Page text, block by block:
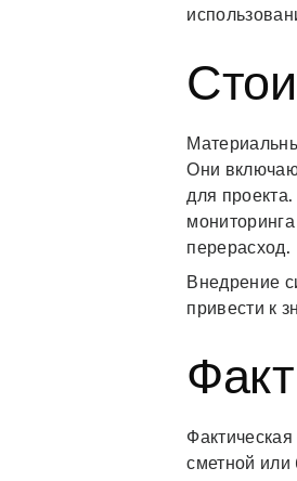
Они
для
перерасход.
Внедрение
привести к
сметной или